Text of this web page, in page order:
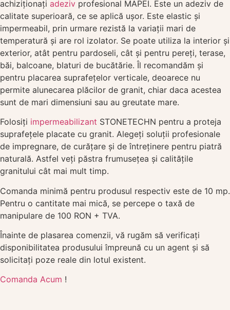
achiziționați adeziv profesional MAPEI. Este un adeziv de
calitate superioară, ce se aplică ușor. Este elastic și
impermeabil, prin urmare rezistă la variații mari de
temperatură și are rol izolator. Se poate utiliza la interior și
exterior, atât pentru pardoseli, cât și pentru pereți, terase,
băi, balcoane, blaturi de bucătărie. Îl recomandăm și
pentru placarea suprafețelor verticale, deoarece nu
permite alunecarea plăcilor de granit, chiar daca acestea
sunt de mari dimensiuni sau au greutate mare.
Folosiți impermeabilizant STONETECHN pentru a proteja
suprafețele placate cu granit. Alegeți soluții profesionale
de impregnare, de curățare și de întreținere pentru piatră
naturală. Astfel veți păstra frumusețea și calitățile
granitului cât mai mult timp.
Comanda minimă pentru produsul respectiv este de 10 mp.
Pentru o cantitate mai mică, se percepe o taxă de
manipulare de 100 RON + TVA.
Înainte de plasarea comenzii, vă rugăm să verificați
disponibilitatea produsului împreună cu un agent și să
solicitați poze reale din lotul existent.
Comanda Acum !